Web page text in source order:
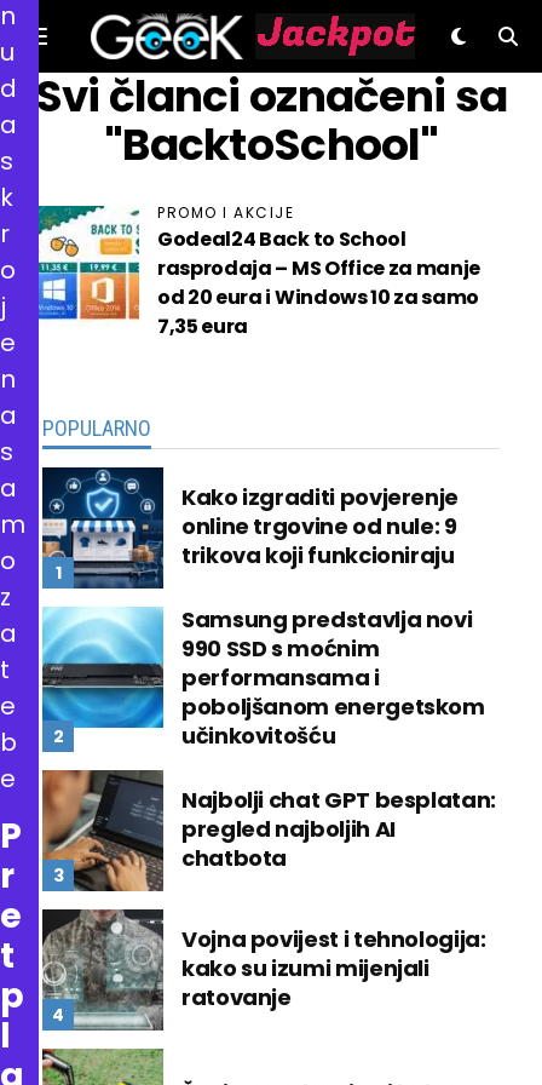
GeeK.hr
Svi članci označeni sa
"BacktoSchool"
PROMO I AKCIJE
Godeal24 Back to School
rasprodaja – MS Office za manje
od 20 eura i Windows 10 za samo
7,35 eura
POPULARNO
Kako izgraditi povjerenje
online trgovine od nule: 9
trikova koji funkcioniraju
Samsung predstavlja novi
990 SSD s moćnim
performansama i
poboljšanom energetskom
učinkovitošću
Najbolji chat GPT besplatan:
pregled najboljih AI
chatbota
Vojna povijest i tehnologija:
kako su izumi mijenjali
ratovanje
n
u
d
a
s
k
r
o
j
e
n
a
s
a
m
o
z
a
t
e
b
e
P
r
e
t
p
l
a